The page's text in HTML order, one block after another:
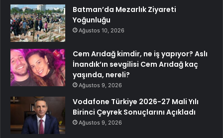
Batman’da Mezarlık Ziyareti
Yoğunluğu
Ağustos 10, 2026
Cem Arıdağ kimdir, ne iş yapıyor? Aslı
İnandık’ın sevgilisi Cem Arıdağ kaç
yaşında, nereli?
Ağustos 9, 2026
Vodafone Türkiye 2026-27 Mali Yılı
Birinci Çeyrek Sonuçlarını Açıkladı
Ağustos 9, 2026